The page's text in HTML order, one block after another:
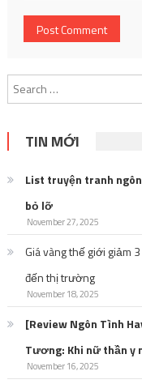
TIN MỚI
List truyện tranh
bỏ lỡ
November 27, 2025
Giá vàng thế giới giảm
đến thị trường
November 18, 2025
[Review Ngôn Tình
Tương: Khi nữ thần y
November 16, 2025